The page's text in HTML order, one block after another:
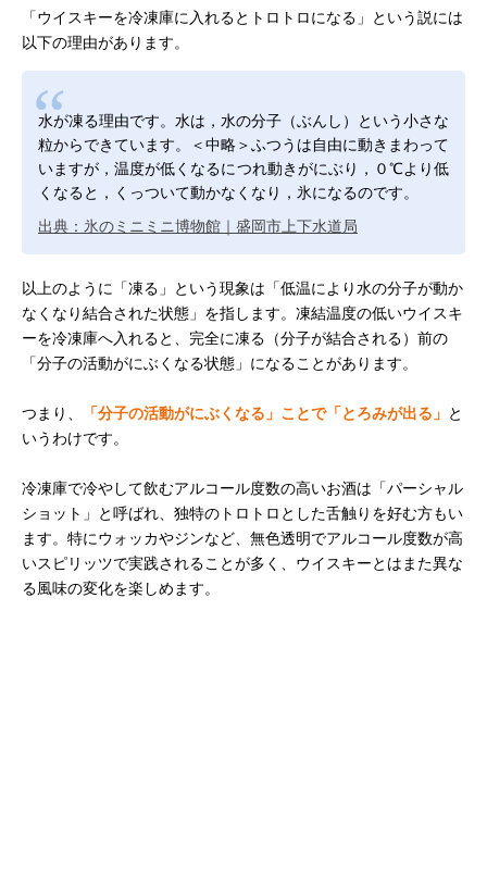
「ウイスキーを冷凍庫に入れるとトロトロになる」という説には
以下の理由があります。
水が凍る理由です。水は，水の分子（ぶんし）という小さな
粒からできています。＜中略＞ふつうは自由に動きまわって
いますが，温度が低くなるにつれ動きがにぶり，０℃より低
くなると，くっついて動かなくなり，氷になるのです。
出典：氷のミニミニ博物館｜盛岡市上下水道局
以上のように「凍る」という現象は「低温により水の分子が動か
なくなり結合された状態」を指します。凍結温度の低いウイスキ
ーを冷凍庫へ入れると、完全に凍る（分子が結合される）前の
「分子の活動がにぶくなる状態」になることがあります。
つまり、 「分子の活動がにぶくなる」ことで「とろみが出る」 と
いうわけです。
冷凍庫で冷やして飲むアルコール度数の高いお酒は「パーシャル
ショット」と呼ばれ、独特のトロトロとした舌触りを好む方もい
ます。特にウォッカやジンなど、無色透明でアルコール度数が高
いスピリッツで実践されることが多く、ウイスキーとはまた異な
る風味の変化を楽しめます。